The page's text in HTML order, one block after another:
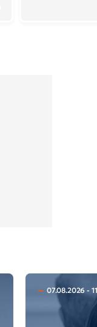
07.08.2026 -